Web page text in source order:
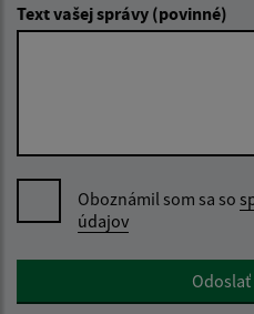
Text vašej správy (povinné)
Oboznámil som sa so
údajov
Google reCaptcha Response